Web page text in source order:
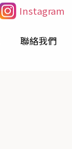
Instagram
聯絡我們